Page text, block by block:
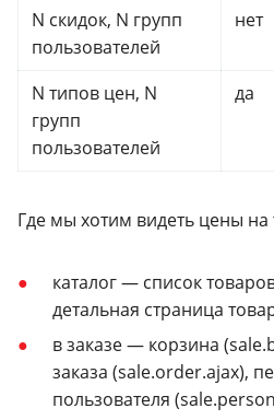
N скидок, N групп
пользователей
нет
N типов цен, N
групп
пользователей
да
Где мы хотим видеть цены на
каталог — список
детальная страница
в заказе — корзина
заказа (sale.order.ajax),
пользователя